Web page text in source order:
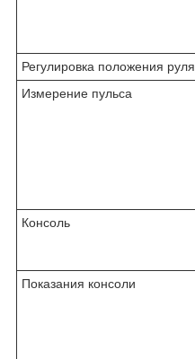
Регулировка положения руля
Измерение пульса
Консоль
Показания консоли